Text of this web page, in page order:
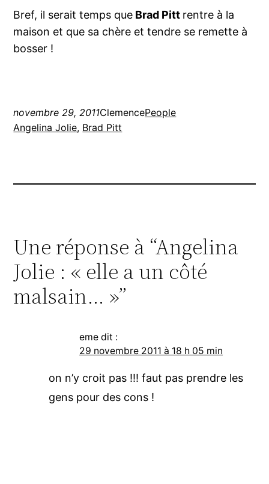
Bref, il serait temps que Brad Pitt rentre à la
maison et que sa chère et tendre se remette à
bosser !
novembre 29, 2011ClemencePeople
Angelina Jolie, Brad Pitt
Une réponse à “Angelina
Jolie : « elle a un côté
malsain… »”
eme dit :
29 novembre 2011 à 18 h 05 min
on n’y croit pas !!! faut pas prendre les
gens pour des cons !